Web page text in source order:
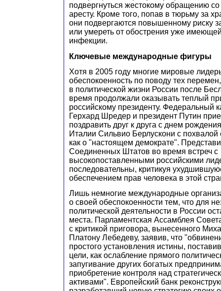
подвергнуться жестокому обращению
аресту. Кроме того, попав в тюрьму за
они подвергаются повышенному риску
или умереть от обострения уже
инфекции.
Ключевые международные фигуры
Хотя в 2005 году многие мировые
обеспокоенность по поводу тех
в политической жизни России после
время продолжали оказывать теплый
российскому президенту. Федеральный
Герхард Шредер и президент Путин
поздравить друг к друга с днем
Италии Сильвио Берлускони с похвалой
как о "настоящем демократе".
Соединенных Штатов во время встреч с
высокопоставленными российскими
последовательны, критикуя
обеспечением прав человека в этой
Лишь немногие международные
о своей обеспокоенности тем, что для
политической деятельности в России
места. Парламентская Ассамблея
с критикой приговора, вынесенного
Платону Лебедеву, заявив, что
простого установления истины,
цели, как ослабление прямого
запугивание других богатых
приобретение контроля над
активами". Европейский банк